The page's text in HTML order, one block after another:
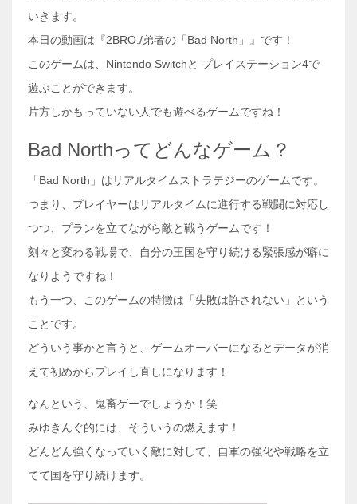
いきます。
本日の動画は『2BRO./弟者の「Bad North」』です！
このゲームは、Nintendo Switchと プレイステーション4で
遊ぶことができます。
片方しかもっていない人でも遊べるゲームですね！
Bad Northってどんなゲーム？
「Bad North」はリアルタイムストラテジーのゲームです。
つまり、プレイヤーはリアルタイムに進行する戦闘に対応し
つつ、プランを立てながら敵と戦うゲームです！
刻々と変わる戦場で、自分の王国を守り続ける緊張感が癖に
なりようですね！
もう一つ、このゲームの特徴は「失敗は許されない」という
ことです。
どういう事かと言うと、ゲームオーバーになるとデータが消
えて初めからプレイし直しになります！
なんという、鬼畜ゲーでしょうか！笑
みゆきんぐ的には、そういうの燃えます！
どんどん強くなっていく敵に対して、自軍の強化や戦略を立
てて国を守り続けます。